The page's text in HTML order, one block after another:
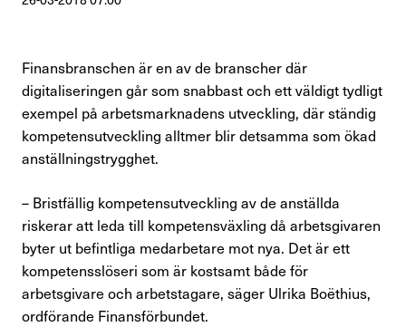
Finansförbundets åsikter
Branschfrågor i fokus
Rapporter
Remissvar
Demokratifrågor
Finansbranschen är en av de branscher där
digitaliseringen går som snabbast och ett väldigt tydligt
exempel på arbetsmarknadens utveckling, där ständig
kompetensutveckling alltmer blir detsamma som ökad
anställningstrygghet.
– Bristfällig kompetensutveckling av de anställda
riskerar att leda till kompetensväxling då arbetsgivaren
byter ut befintliga medarbetare mot nya. Det är ett
kompetensslöseri som är kostsamt både för
arbetsgivare och arbetstagare, säger Ulrika Boëthius,
ordförande Finansförbundet.